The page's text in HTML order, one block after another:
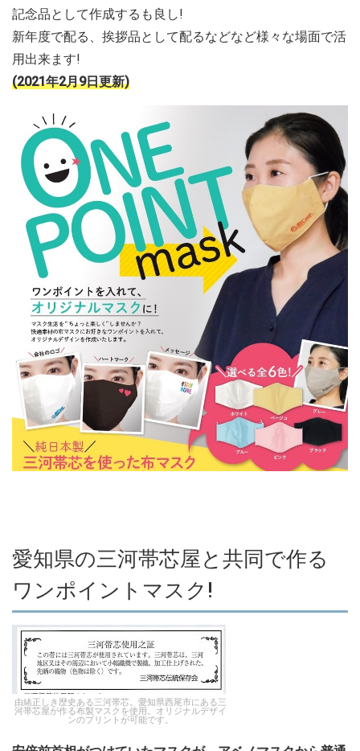
記念品として作成するも良し!
新年度で配る、挨拶品として配るなどなど様々な場面で活
用出来ます!
(2021年2月9日更新)
愛知県の三河帯芯屋と共同で作る
ワンポイントマスク!
由緒正しき歴史ある三河帯芯。愛知県西尾市にある三
河帯芯屋が作る布製マスクを使用。オリジナルデザイ
ンのプリントが可能です。